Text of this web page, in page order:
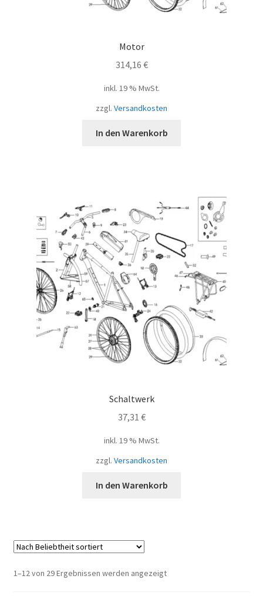
Motor
314,16 €
inkl. 19 % MwSt.
zzgl. Versandkosten
In den Warenkorb
Schaltwerk
37,31 €
inkl. 19 % MwSt.
zzgl. Versandkosten
In den Warenkorb
1–12 von 29 Ergebnissen werden angezeigtNach